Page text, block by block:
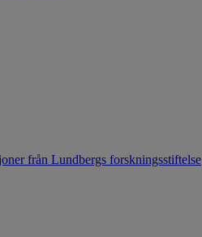
från Lundbergs forskningsstiftelse